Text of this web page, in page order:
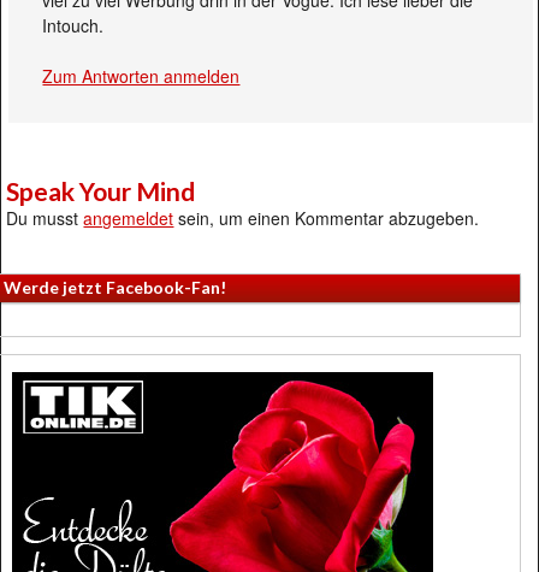
Intouch.
Zum Antworten anmelden
Speak Your Mind
Du musstangemeldet sein, um einen Kommentar abzugeben.
Werde jetzt Facebook-Fan!